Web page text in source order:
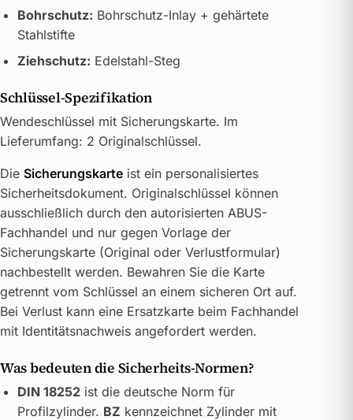
Bohrschutz: Bohrschutz-Inlay + gehärtete
Stahlstifte
Ziehschutz: Edelstahl-Steg
Schlüssel-Spezifikation
Wendeschlüssel mit Sicherungskarte. Im
Lieferumfang: 2 Originalschlüssel.
Die Sicherungskarte ist ein personalisiertes
Sicherheitsdokument. Originalschlüssel können
ausschließlich durch den autorisierten ABUS-
Fachhandel und nur gegen Vorlage der
Sicherungskarte (Original oder Verlustformular)
nachbestellt werden. Bewahren Sie die Karte
getrennt vom Schlüssel an einem sicheren Ort auf.
Bei Verlust kann eine Ersatzkarte beim Fachhandel
mit Identitätsnachweis angefordert werden.
Was bedeuten die Sicherheits-Normen?
DIN 18252ist die deutsche Norm für
Profilzylinder. BZ kennzeichnet Zylinder mit